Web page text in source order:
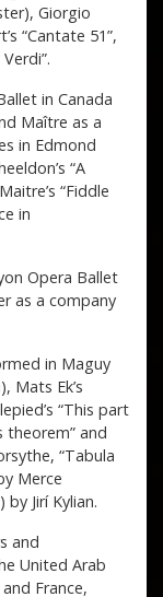
Giorgio
“Cantate 51”,
in Canada
Maître as a
in Edmond
“A
“Fiddle
in
Opera Ballet
as a company
in Maguy
Mats Ek’s
“This part
theorem” and
“Tabula
Merce
by Jirí Kylian.
and
United Arab
France,